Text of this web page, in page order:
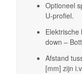
Optioneel
U-profiel.
down –
Afstand
[mm] zijn